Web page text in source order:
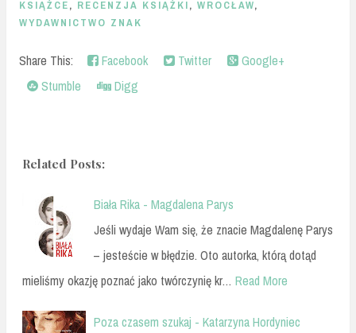
KSIĄŻCE, RECENZJA KSIĄŻKI, WROCŁAW,
WYDAWNICTWO ZNAK
Share This: Facebook Twitter
Google+
Stumble
Digg
Related Posts:
Biała Rika - Magdalena Parys
Jeśli wydaje Wam się, że znacie Magdalenę Parys
– jesteście w błędzie. Oto autorka, którą dotąd
mieliśmy okazję poznać jako twórczynię kr… Read More
Poza czasem szukaj - Katarzyna Hordyniec